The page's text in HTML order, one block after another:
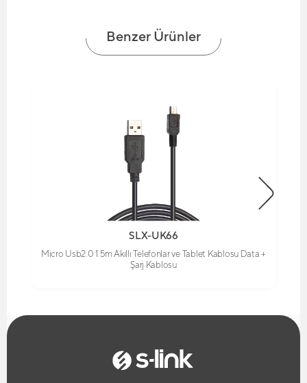
Benzer Ürünler
SLX-UK66
Micro Usb2.0 1.5m Akıllı Telefonlar ve Tablet Kablosu Data +
Şarj Kablosu